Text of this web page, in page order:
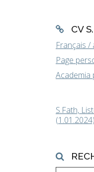
CV
Français /
Page
Academia
S.Fath,
(1.01.2024)